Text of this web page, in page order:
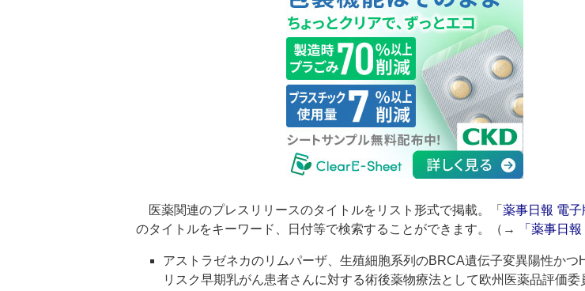
医薬関連のプレスリリースのタイトルをリスト形式で掲載。「 薬事日報 電子
のタイトルをキーワード、日付等で検索することができます。（→
「薬事日
アストラゼネカのリムパーザ、生殖細胞系列のBRCA遺伝子変異陽性かつ
リスク早期乳がん患者さんに対する術後薬物療法として欧州医薬品評価委